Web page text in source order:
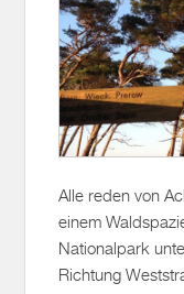
Alle reden von
Nationalpark
Richtung
am Darßer Ort